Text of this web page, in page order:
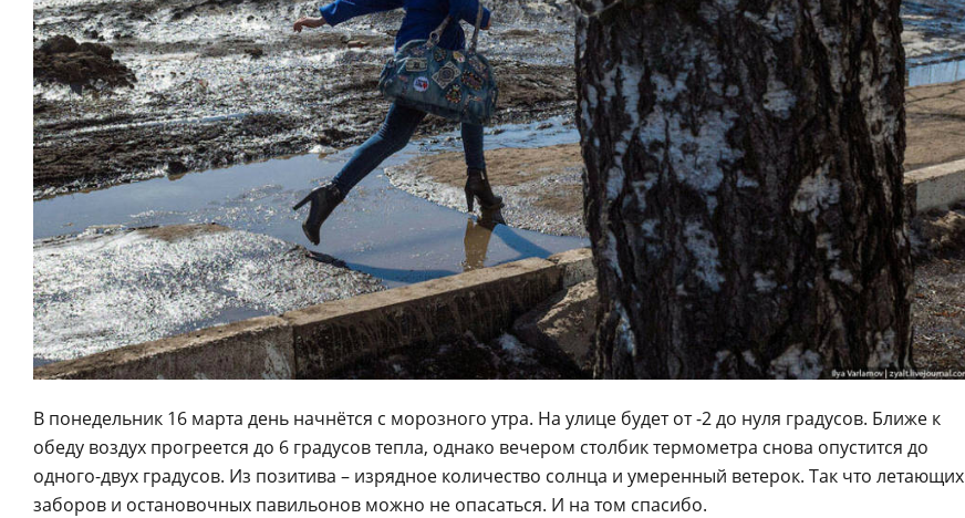
В понедельник 16 марта день начнётся с морозного утра. На улице будет от -2 до нуля градусов. Ближе к
обеду воздух прогреется до 6 градусов тепла, однако вечером столбик термометра снова опустится до
одного-двух градусов. Из позитива – изрядное количество солнца и умеренный ветерок. Так что летающих
заборов и остановочных павильонов можно не опасаться. И на том спасибо.